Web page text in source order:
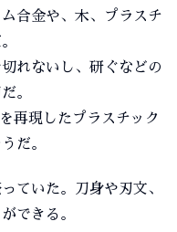
合金や、木、プラスチ
れないし、研ぐなどの
。
再現したプラスチック
だ。
ていた。刀身や刃文、
できる。